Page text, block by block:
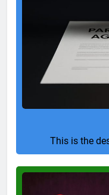
This is the